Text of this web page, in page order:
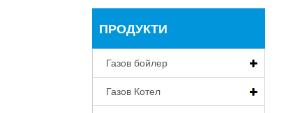
ПРОДУКТИ
Газов бойлер
Газов Котел